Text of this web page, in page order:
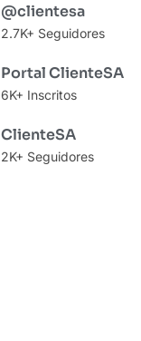
@clientesa
2.7K+ Seguidores
Portal ClienteSA
6K+ Inscritos
ClienteSA
2K+ Seguidores